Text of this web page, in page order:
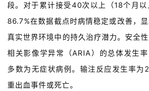
段。对于累计接受40次以上 （18个月以
86.7%在数据截点时病情稳定或改善，
真实世界环境中的持久治疗潜力。安全性
相关影像学异常
（ARIA） 的总体发生
多数为无症状病例。输注反应发生率为
重出血事件或死亡。